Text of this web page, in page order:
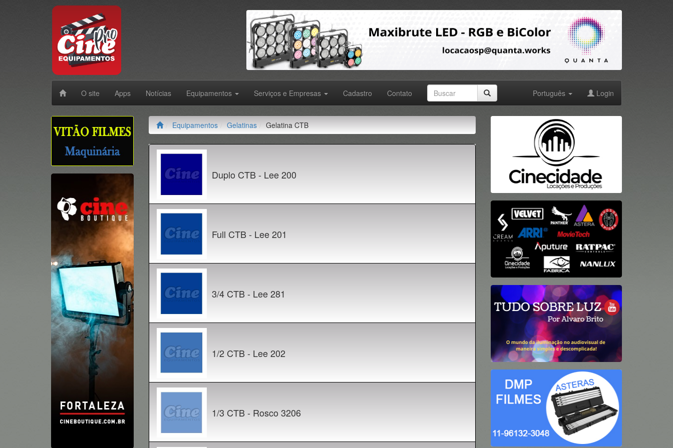
O site Apps Notícias Equipamentos Serviços e Empresas Cadastro Contato Português Login
Equipamentos Gelatinas Gelatina CTB
Duplo CTB - Lee 200
Full CTB - Lee 201
3/4 CTB - Lee 281
1/2 CTB - Lee 202
1/3 CTB - Rosco 3206